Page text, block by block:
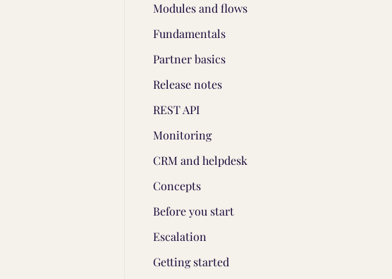
Modules and flows
Fundamentals
Partner basics
Release notes
REST API
Monitoring
CRM and helpdesk
Concepts
Before you start
Escalation
Getting started